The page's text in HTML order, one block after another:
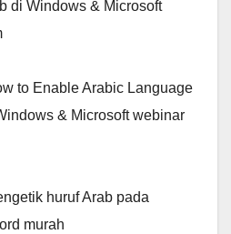
di Windows & Microsoft
to Enable Arabic Language
& Microsoft webinar
huruf Arab pada
murah